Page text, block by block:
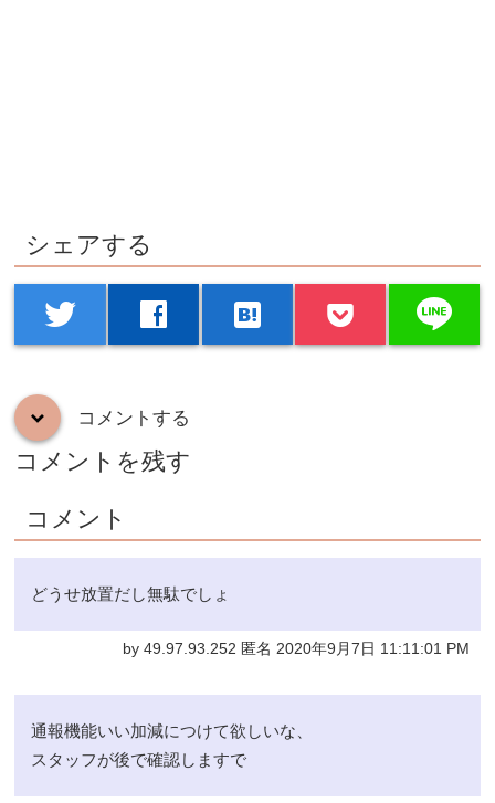
シェアする
twitter facebook hatenabookmark line
down コメントする
コメントを残す
コメント
どうせ放置だし無駄でしょ
by 49.97.93.252 匿名 2020年9月7日 11:11:01 PM
通報機能いい加減につけて欲しいな、
スタッフが後で確認しますで